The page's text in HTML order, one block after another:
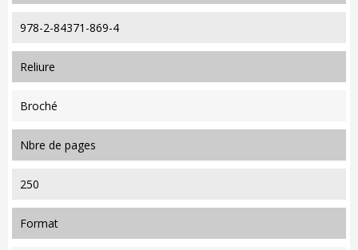
978-2-84371-869-4
reliure
Broché
nbre de pages
250
format